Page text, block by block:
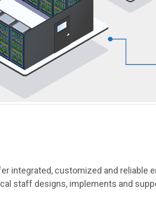
integrated, customized and reliable
staff designs, implements and